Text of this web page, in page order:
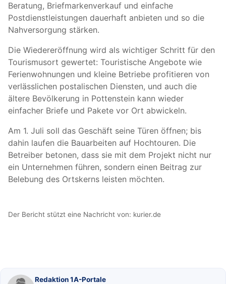
Beratung, Briefmarkenverkauf und einfache
Postdienstleistungen dauerhaft anbieten und so die
Nahversorgung stärken.
Die Wiedereröffnung wird als wichtiger Schritt für den
Tourismusort gewertet: Touristische Angebote wie
Ferienwohnungen und kleine Betriebe profitieren von
verlässlichen postalischen Diensten, und auch die
ältere Bevölkerung in Pottenstein kann wieder
einfacher Briefe und Pakete vor Ort abwickeln.
Am 1. Juli soll das Geschäft seine Türen öffnen; bis
dahin laufen die Bauarbeiten auf Hochtouren. Die
Betreiber betonen, dass sie mit dem Projekt nicht nur
ein Unternehmen führen, sondern einen Beitrag zur
Belebung des Ortskerns leisten möchten.
Der Bericht stützt eine Nachricht von: kurier.de
Redaktion 1A-Portale